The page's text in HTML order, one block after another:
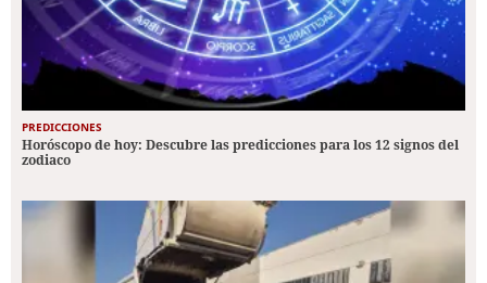
PREDICCIONES
Horóscopo de hoy: Descubre las predicciones para los 12 signos del
zodiaco